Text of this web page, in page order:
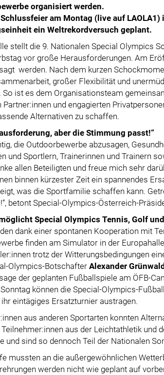
organisiert werden.
am Montag (live auf
ein Weltrekordversuch geplant.
stellt die 9. Nationalen Special Olympics
vor große Herausforderungen. Am
werden. Nach dem kurzen
großer Flexibilität und
ist es dem Organisationsteam
Partner:innen und engagierten
Alternativen zu schaffen.
aber die Stimmung passt!“
die Outdoorbewerbe abzusagen,
und Sportlern, Trainerinnen und Trainern
allen Beteiligten und freue mich sehr
binnen kürzester Zeit ein spannendes
was die Sportfamilie schaffen kann.
betont Special-Olympics-Österreich-
Special Olympics Tennis, Golf
dank einer spontanen Kooperation mit
finden am Simulator in der
trotz der Witterungsbedingungen
Olympics-Botschafter Alexander
der geplanten Fußballspiele am ÖFB-
können die Special-Olympics-
eintägiges Ersatzturnier austragen.
aus anderen Sportarten konnten
aus der Leichtathletik und
und sind so dennoch Teil der Nationalen
mussten an die außergewöhnlichen
werden nicht wie geplant auf